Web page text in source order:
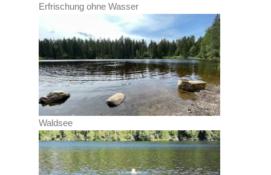
Erfrischung ohne Wasser
Waldsee